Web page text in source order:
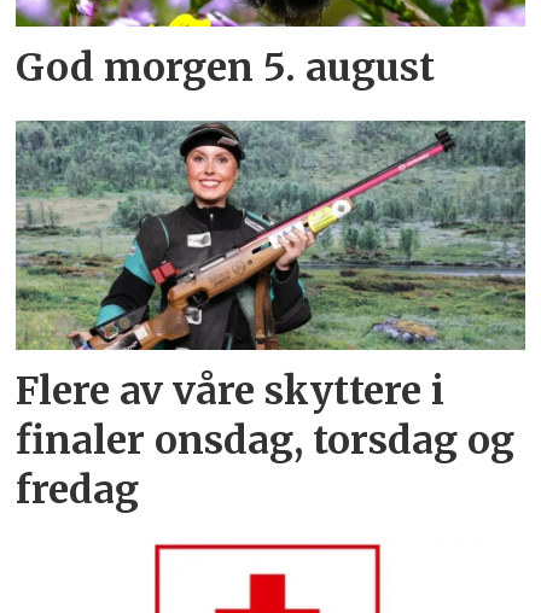
God morgen 5. august
Flere av våre skyttere i
finaler onsdag, torsdag og
fredag